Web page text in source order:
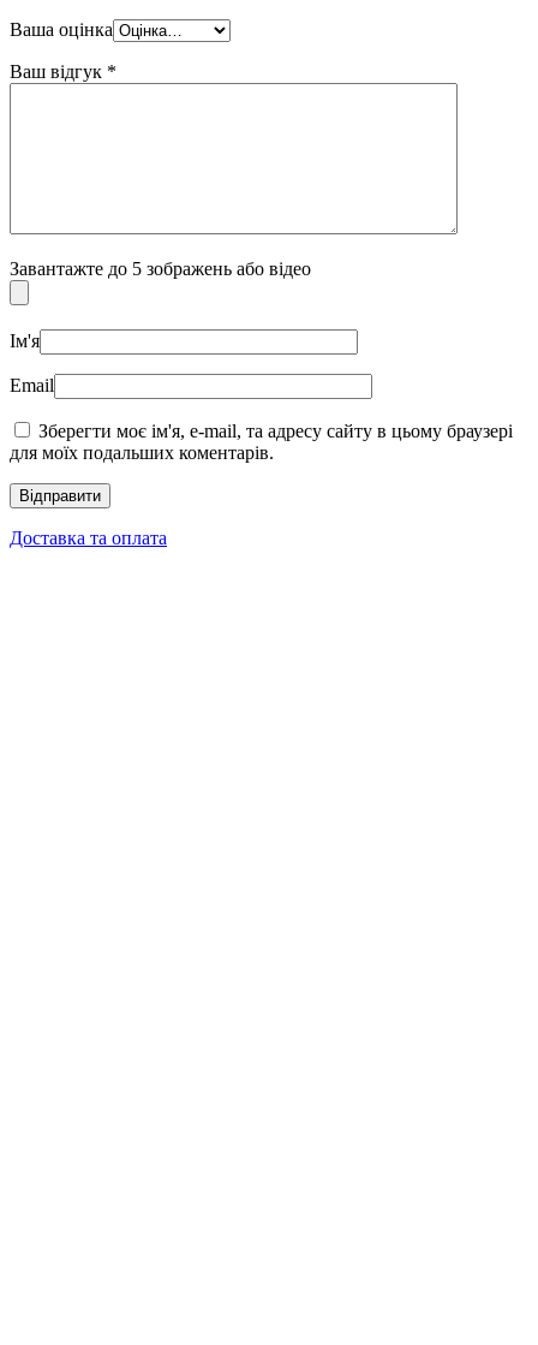
Ваша оцінка
Ваш відгук *
Завантажте до 5 зображень або відео
Ім'я
Email
Зберегти моє ім'я, e-mail, та адресу сайту в цьому браузері
для моїх подальших коментарів.
Доставка та оплата